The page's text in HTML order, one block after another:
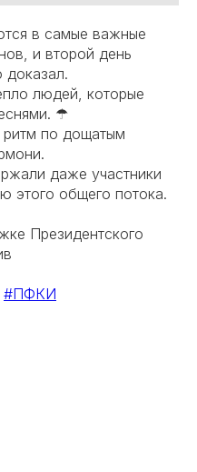
в самые важные
и второй день
доказал.
людей, которые
☂
ритм по дощатым
даже участники
этого общего потока.
Президентского
#ПФКИ